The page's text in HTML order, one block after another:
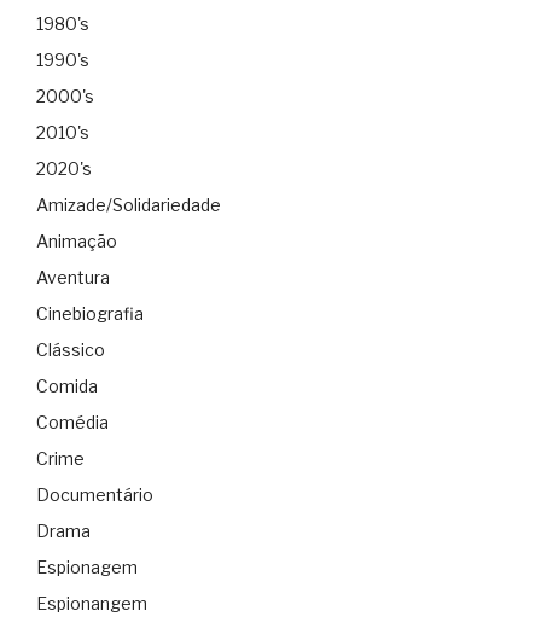
1980's
1990's
2000's
2010's
2020's
Amizade/Solidariedade
Animação
Aventura
Cinebiografia
Clássico
Comida
Comédia
Crime
Documentário
Drama
Espionagem
Espionangem